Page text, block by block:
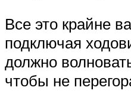
Все это крайне
подключая
должно
чтобы не